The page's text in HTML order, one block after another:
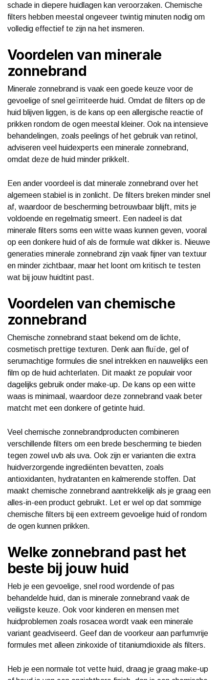
schade in diepere huidlagen kan veroorzaken. Chemische
filters hebben meestal ongeveer twintig minuten nodig om
volledig effectief te zijn na het insmeren.
Voordelen van minerale
zonnebrand
Minerale zonnebrand is vaak een goede keuze voor de
gevoelige of snel geïrriteerde huid. Omdat de filters op de
huid blijven liggen, is de kans op een allergische reactie of
prikken rondom de ogen meestal kleiner. Ook na intensieve
behandelingen, zoals peelings of het gebruik van retinol,
adviseren veel huidexperts een minerale zonnebrand,
omdat deze de huid minder prikkelt.
Een ander voordeel is dat minerale zonnebrand over het
algemeen stabiel is in zonlicht. De filters breken minder snel
af, waardoor de bescherming betrouwbaar blijft, mits je
voldoende en regelmatig smeert. Een nadeel is dat
minerale filters soms een witte waas kunnen geven, vooral
op een donkere huid of als de formule wat dikker is. Nieuwe
generaties minerale zonnebrand zijn vaak fijner van textuur
en minder zichtbaar, maar het loont om kritisch te testen
wat bij jouw huidtint past.
Voordelen van chemische
zonnebrand
Chemische zonnebrand staat bekend om de lichte,
cosmetisch prettige texturen. Denk aan fluïde, gel of
serumachtige formules die snel intrekken en nauwelijks een
film op de huid achterlaten. Dit maakt ze populair voor
dagelijks gebruik onder make-up. De kans op een witte
waas is minimaal, waardoor deze zonnebrand vaak beter
matcht met een donkere of getinte huid.
Veel chemische zonnebrandproducten combineren
verschillende filters om een brede bescherming te bieden
tegen zowel uvb als uva. Ook zijn er varianten die extra
huidverzorgende ingrediënten bevatten, zoals
antioxidanten, hydratanten en kalmerende stoffen. Dat
maakt chemische zonnebrand aantrekkelijk als je graag een
alles-in-een product gebruikt. Let er wel op dat sommige
chemische filters bij een extreem gevoelige huid of rondom
de ogen kunnen prikken.
Welke zonnebrand past het
beste bij jouw huid
Heb je een gevoelige, snel rood wordende of pas
behandelde huid, dan is minerale zonnebrand vaak de
veiligste keuze. Ook voor kinderen en mensen met
huidproblemen zoals rosacea wordt vaak een minerale
variant geadviseerd. Geef dan de voorkeur aan parfumvrije
formules met alleen zinkoxide of titaniumdioxide als filters.
Heb je een normale tot vette huid, draag je graag make-up